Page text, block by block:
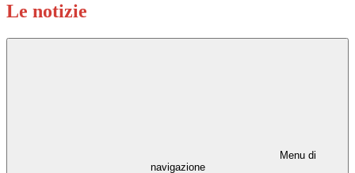
Le notizie
Menu di
navigazione